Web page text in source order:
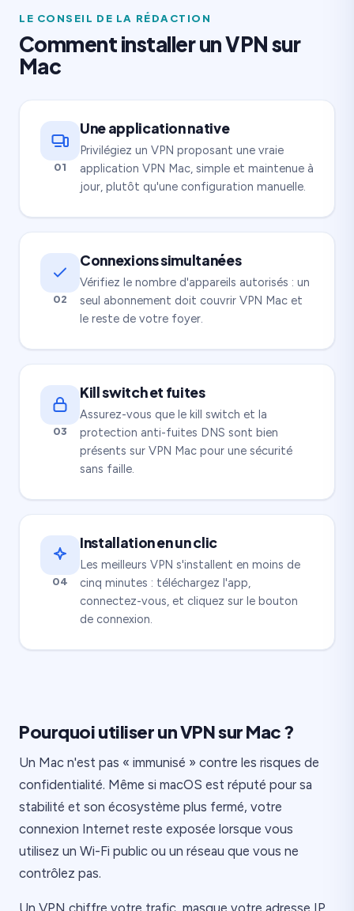
LE CONSEIL DE LA RÉDACTION
Comment installer un VPN sur
Mac
01
Une application native
Privilégiez un VPN proposant une vraie
application VPN Mac, simple et maintenue à
jour, plutôt qu'une configuration manuelle.
02
Connexions simultanées
Vérifiez le nombre d'appareils autorisés : un
seul abonnement doit couvrir VPN Mac et
le reste de votre foyer.
03
Kill switch et fuites
Assurez-vous que le kill switch et la
protection anti-fuites DNS sont bien
présents sur VPN Mac pour une sécurité
sans faille.
04
Installation en un clic
Les meilleurs VPN s'installent en moins de
cinq minutes : téléchargez l'app,
connectez-vous, et cliquez sur le bouton
de connexion.
Pourquoi utiliser un VPN sur Mac ?
Un Mac n'est pas « immunisé » contre les risques de
confidentialité. Même si macOS est réputé pour sa
stabilité et son écosystème plus fermé, votre
connexion Internet reste exposée lorsque vous
utilisez un Wi-Fi public ou un réseau que vous ne
contrôlez pas.
Un VPN chiffre votre trafic, masque votre adresse IP